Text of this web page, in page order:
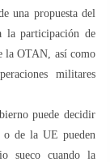
una propuesta del
la participación de
la OTAN, así como
militares
puede decidir
de la UE pueden
sueco cuando la